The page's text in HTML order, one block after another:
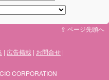
⇪ ページ先頭へ
広告掲載 お問合せ
CORPORATION